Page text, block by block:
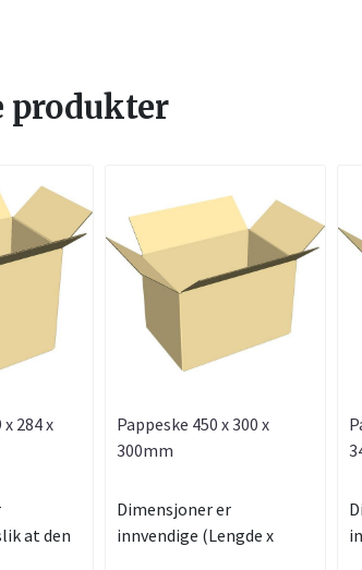
produkter
284 x
at den
Pappeske 450 x 300 x
300mm
Dimensjoner er
innvendige (Lengde x